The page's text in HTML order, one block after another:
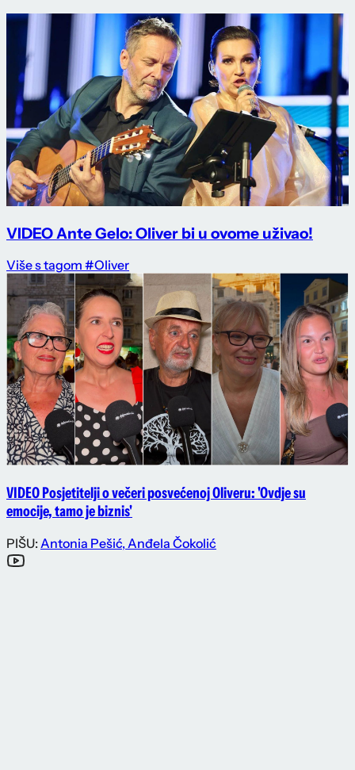
VIDEO Ante Gelo: Oliver bi u ovome uživao!
Više s tagom #Oliver
VIDEO Posjetitelji o večeri posvećenoj Oliveru: 'Ovdje su
emocije, tamo je biznis'
PIŠU: Antonia Pešić, Anđela Čokolić